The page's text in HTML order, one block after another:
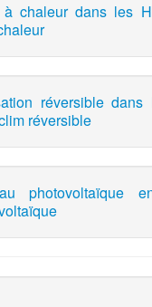
chaleur dans les
réversible dans
réversible
photovoltaïque